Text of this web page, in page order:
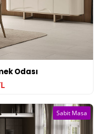
Odası
Sabit Masa